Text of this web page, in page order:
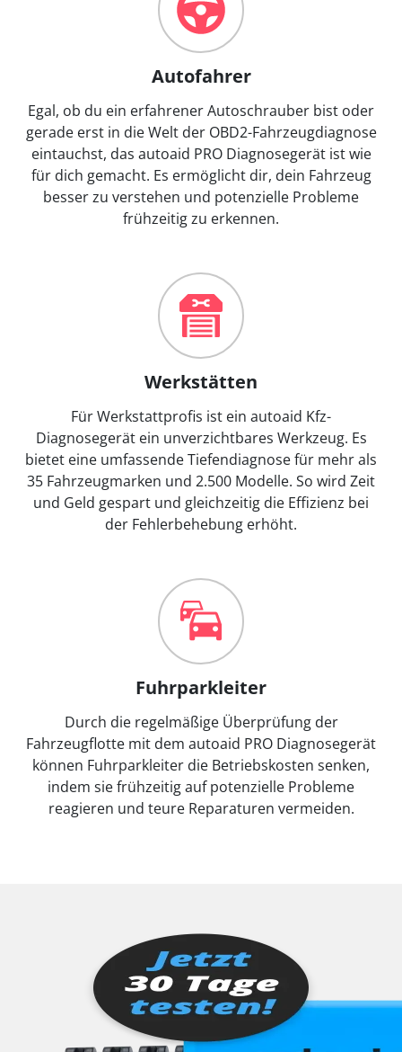
Autofahrer
Egal, ob du ein erfahrener Autoschrauber bist oder
gerade erst in die Welt der OBD2-Fahrzeugdiagnose
eintauchst, das autoaid PRO Diagnosegerät ist wie
für dich gemacht. Es ermöglicht dir, dein Fahrzeug
besser zu verstehen und potenzielle Probleme
frühzeitig zu erkennen.
Werkstätten
Für Werkstattprofis ist ein autoaid Kfz-
Diagnosegerät ein unverzichtbares Werkzeug. Es
bietet eine umfassende Tiefendiagnose für mehr als
35 Fahrzeugmarken und 2.500 Modelle. So wird Zeit
und Geld gespart und gleichzeitig die Effizienz bei
der Fehlerbehebung erhöht.
Fuhrparkleiter
Durch die regelmäßige Überprüfung der
Fahrzeugflotte mit dem autoaid PRO Diagnosegerät
können Fuhrparkleiter die Betriebskosten senken,
indem sie frühzeitig auf potenzielle Probleme
reagieren und teure Reparaturen vermeiden.